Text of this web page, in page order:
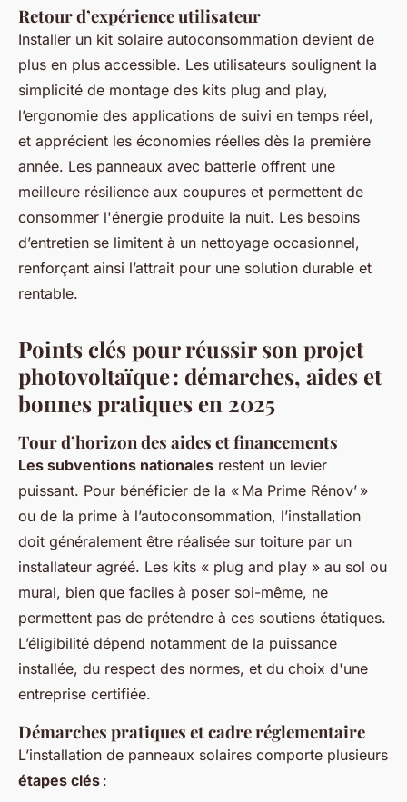
Retour d’expérience utilisateur
Installer un kit solaire autoconsommation devient de
plus en plus accessible. Les utilisateurs soulignent la
simplicité de montage des kits plug and play,
l’ergonomie des applications de suivi en temps réel,
et apprécient les économies réelles dès la première
année. Les panneaux avec batterie offrent une
meilleure résilience aux coupures et permettent de
consommer l'énergie produite la nuit. Les besoins
d’entretien se limitent à un nettoyage occasionnel,
renforçant ainsi l’attrait pour une solution durable et
rentable.
Points clés pour réussir son projet
photovoltaïque : démarches, aides et
bonnes pratiques en 2025
Tour d’horizon des aides et financements
Les subventions nationales restent un levier
puissant. Pour bénéficier de la « Ma Prime Rénov’ »
ou de la prime à l’autoconsommation, l’installation
doit généralement être réalisée sur toiture par un
installateur agréé. Les kits « plug and play » au sol ou
mural, bien que faciles à poser soi-même, ne
permettent pas de prétendre à ces soutiens étatiques.
L’éligibilité dépend notamment de la puissance
installée, du respect des normes, et du choix d'une
entreprise certifiée.
Démarches pratiques et cadre réglementaire
L’installation de panneaux solaires comporte plusieurs
étapes clés :